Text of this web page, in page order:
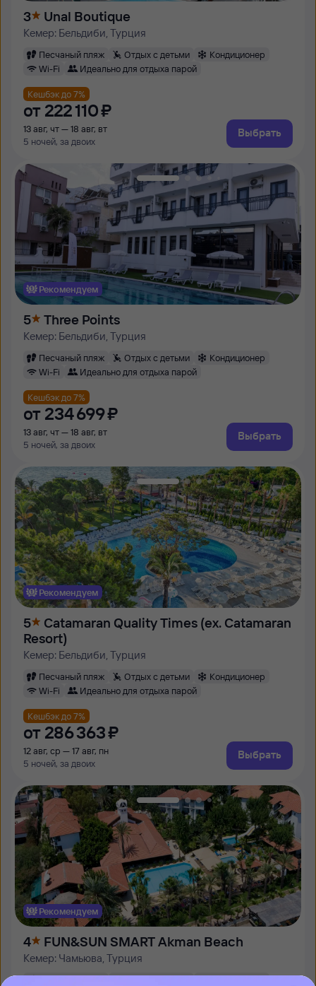
3 Unal Boutique
Кемер: Бельдиби, Турция
Песчаный пляж Отдых с детьми
Кондиционер
Wi-Fi
Идеально для отдыха парой
Кешбэк до 7%
от 222 ⁠110 ⁠₽
13 авг, чт — 18 авг, вт
5 ночей, за двоих
Выбрать
Рекомендуем
5 Three Points
Кемер: Бельдиби, Турция
Песчаный пляж Отдых с детьми
Кондиционер
Wi-Fi
Идеально для отдыха парой
Кешбэк до 7%
от 234 ⁠699 ⁠₽
13 авг, чт — 18 авг, вт
5 ночей, за двоих
Выбрать
Рекомендуем
5
Catamaran Quality Times (ex. Catamaran
Resort)
Кемер: Бельдиби, Турция
Песчаный пляж Отдых с детьми
Кондиционер
Wi-Fi
Идеально для отдыха парой
Кешбэк до 7%
от 286 ⁠363 ⁠₽
12 авг, ср — 17 авг, пн
5 ночей, за двоих
Выбрать
Рекомендуем
4 FUN&SUN SMART Akman Beach
Кемер: Чамьюва, Турция
Песчаный пляж Отдых с детьми
Кондиционер